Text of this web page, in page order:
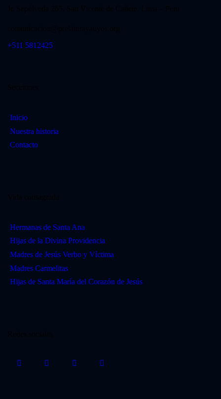
+511 5812425
Inicio
Nuestra historia
Contacto
Hermanas de Santa Ana
Hijas de la Divina Providencia
Madres de Jesús Verbo y Víctima
Madres Carmelitas
Hijas de Santa María del Corazón de Jesús